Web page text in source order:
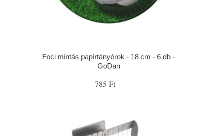
Foci mintás papírtányérok - 18 cm - 6 db -
GoDan
785 Ft